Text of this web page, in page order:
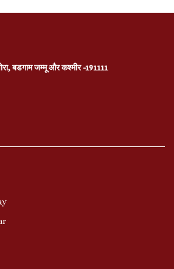
बडगाम जम्मू और कश्मीर -191111